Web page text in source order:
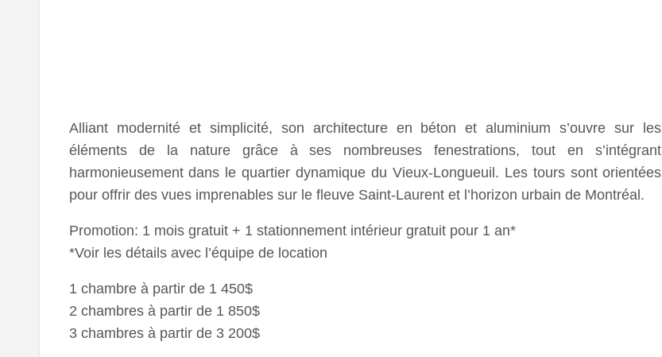
Alliant modernité et simplicité, son architecture en béton et aluminium s’ouvre sur les
éléments de la nature grâce à ses nombreuses fenestrations, tout en s’intégrant
harmonieusement dans le quartier dynamique du Vieux-Longueuil. Les tours sont orientées
pour offrir des vues imprenables sur le fleuve Saint-Laurent et l’horizon urbain de Montréal.
Promotion: 1 mois gratuit + 1 stationnement intérieur gratuit pour 1 an*
*Voir les détails avec l’équipe de location
1 chambre à partir de 1 450$
2 chambres à partir de 1 850$
3 chambres à partir de 3 200$